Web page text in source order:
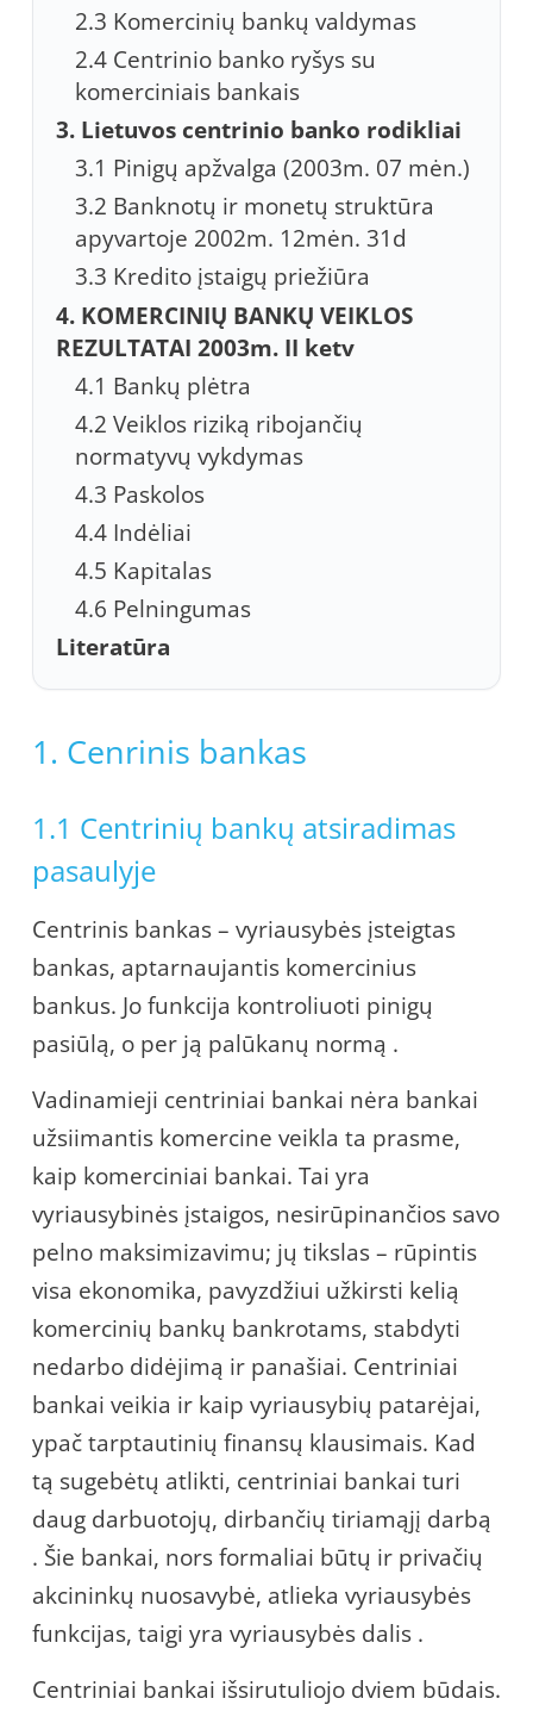
2.3 Komercinių bankų valdymas
2.4 Centrinio banko ryšys su
komerciniais bankais
3. Lietuvos centrinio banko rodikliai
3.1 Pinigų apžvalga (2003m. 07 mėn.)
3.2 Banknotų ir monetų struktūra
apyvartoje 2002m. 12mėn. 31d
3.3 Kredito įstaigų priežiūra
4. KOMERCINIŲ BANKŲ VEIKLOS
REZULTATAI 2003m. II ketv
4.1 Bankų plėtra
4.2 Veiklos riziką ribojančių
normatyvų vykdymas
4.3 Paskolos
4.4 Indėliai
4.5 Kapitalas
4.6 Pelningumas
Literatūra
1. Cenrinis bankas
1.1 Centrinių bankų atsiradimas
pasaulyje
Centrinis bankas – vyriausybės įsteigtas
bankas, aptarnaujantis komercinius
bankus. Jo funkcija kontroliuoti pinigų
pasiūlą, o per ją palūkanų normą .
Vadinamieji centriniai bankai nėra bankai
užsiimantis komercine veikla ta prasme,
kaip komerciniai bankai. Tai yra
vyriausybinės įstaigos, nesirūpinančios savo
pelno maksimizavimu; jų tikslas – rūpintis
visa ekonomika, pavyzdžiui užkirsti kelią
komercinių bankų bankrotams, stabdyti
nedarbo didėjimą ir panašiai. Centriniai
bankai veikia ir kaip vyriausybių patarėjai,
ypač tarptautinių finansų klausimais. Kad
tą sugebėtų atlikti, centriniai bankai turi
daug darbuotojų, dirbančių tiriamąjį darbą
. Šie bankai, nors formaliai būtų ir privačių
akcininkų nuosavybė, atlieka vyriausybės
funkcijas, taigi yra vyriausybės dalis .
Centriniai bankai išsirutuliojo dviem būdais.